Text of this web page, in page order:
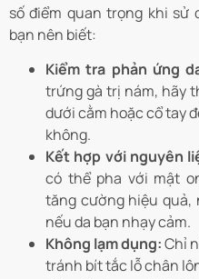
số điểm quan trọng khi sử
bạn nên biết:
Kiểm tra phản ứng
trứng gà trị nám, hãy
dưới cằm hoặc cổ tay
không.
Kết hợp với nguyên
có thể pha với mật
tăng cường hiệu
nếu da bạn nhạy cảm.
Không lạm dụng:Chỉ
tránh bít tắc lỗ chân